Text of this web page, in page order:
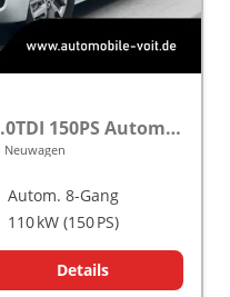
Life KR Modelljahr 2027 2.0TDI 150PS Autom. 4MOTION SHZ/STHZ/KAMERA/TEMPOMAT/LED/SMARTLINK frei konfigurierbar!
Neuwagen
Autom. 8-Gang
110 kW (150 PS)
Details